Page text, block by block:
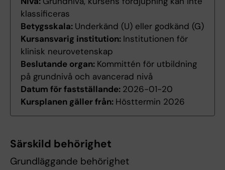
klassificeras
Betygsskala: Underkänd (U) eller godkänd (G)
Kursansvarig institution: Institutionen för
klinisk neurovetenskap
Beslutande organ: Kommittén för utbildning
på grundnivå och avancerad nivå
Datum för fastställande: 2026-01-20
Kursplanen gäller från: Hösttermin 2026
Särskild behörighet
Grundläggande behörighet